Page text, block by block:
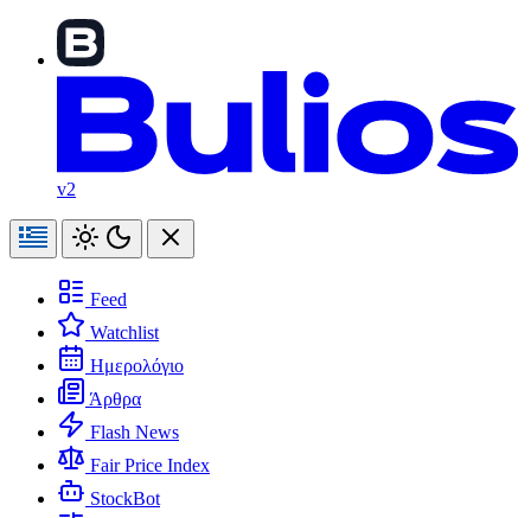
v2
Feed
Watchlist
Ημερολόγιο
Άρθρα
Flash News
Fair Price Index
StockBot